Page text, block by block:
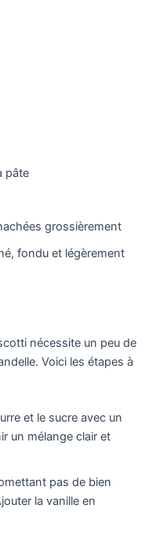
pâte
grossièrement
fondu et légèrement
nécessite un peu de
Voici les étapes à
et le sucre avec un
un mélange clair et
pas de bien
la vanille en